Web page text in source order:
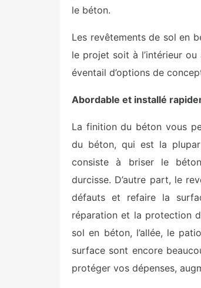
le béton.
Les revêtements de sol en
le projet soit à l’intérieur
éventail d’options de
Abordable et installé
La finition du béton vous
du béton, qui est la
consiste à briser le
durcisse. D’autre part, le
défauts et refaire la
réparation et la protection
sol en béton, l’allée, le
surface sont encore
protéger vos dépenses,